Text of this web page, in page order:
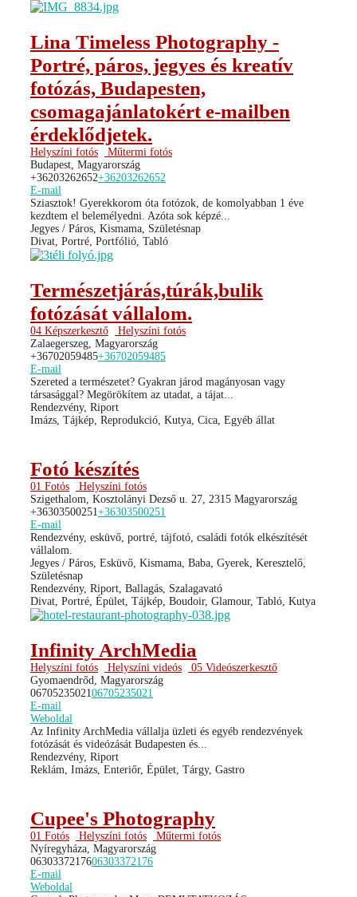
Lina Timeless Photography -
Portré, páros, jegyes és kreatív
fotózás, Budapesten,
csomagajánlatokért e-mailben
érdeklődjetek.
Helyszíni fotós
Műtermi fotós
Budapest, Magyarország
+36203262652+36203262652
E-mail
Sziasztok! Gyerekkorom óta fotózok, de komolyabban 1 éve
kezdtem el belemélyedni. Azóta sok képzé...
Jegyes / Páros, Kismama, Születésnap
Divat, Portré, Portfólió, Tabló
Természetjárás,túrák,bulik
fotózását vállalom.
04 Képszerkesztő
Helyszíni fotós
Zalaegerszeg, Magyarország
+36702059485+36702059485
E-mail
Szereted a természetet? Gyakran járod magányosan vagy
társasággal? Megörökítem az utadat, a tájat...
Rendezvény, Riport
Imázs, Tájkép, Reprodukció, Kutya, Cica, Egyéb állat
Fotó készítés
01 Fotós
Helyszíni fotós
Szigethalom, Kosztolányi Dezső u. 27, 2315 Magyarország
+36303500251 +36303500251
E-mail
Rendezvény, esküvő, portré, tájfotó, családi fotók elkészítését
vállalom.
Jegyes / Páros, Esküvő, Kismama, Baba, Gyerek, Keresztelő,
Születésnap
Rendezvény, Riport, Ballagás, Szalagavató
Divat, Portré, Épület, Tájkép, Boudoir, Glamour, Tabló, Kutya
Infinity ArchMedia
Helyszíni fotós Helyszíni videós
05 Videószerkesztő
Gyomaendrőd, Magyarország
06705235021 06705235021
E-mail
Weboldal
Az Infinity ArchMedia vállalja üzleti és egyéb rendezvények
fotózását és videózását Budapesten és...
Rendezvény, Riport
Reklám, Imázs, Enteriőr, Épület, Tárgy, Gastro
Cupee's Photography
01 Fotós Helyszíni fotós
Műtermi fotós
Nyíregyháza, Magyarország
0630337217606303372176
E-mail
Weboldal